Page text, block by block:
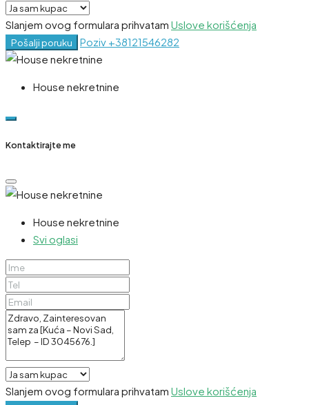
Slanjem ovog formulara prihvatam Uslove korišćenja
Pošalji poruku Poziv +38121546282
House nekretnine
Kontaktirajte me
House nekretnine
Svi oglasi
Slanjem ovog formulara prihvatam Uslove korišćenja